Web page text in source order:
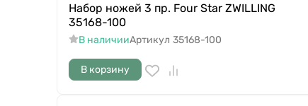
Набор ножей 3 пр. Four Star ZWILLING
35168-100
В наличииАртикул 35168-100
В корзину